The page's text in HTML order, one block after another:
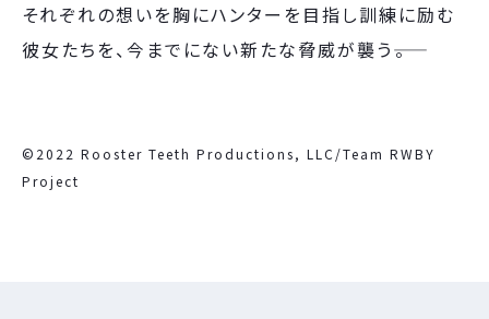
それぞれの想いを胸にハンターを目指し訓練に励む
彼女たちを、今までにない新たな脅威が襲う――。
©2022 Rooster Teeth Productions, LLC/Team RWBY
Project